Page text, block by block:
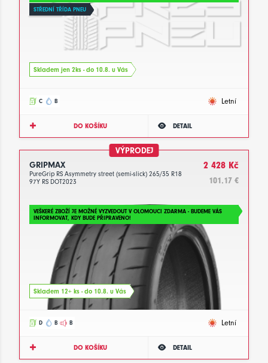
STŘEDNÍ TŘÍDA PNEU
Skladem jen 2ks - do 10.8. u Vás
C B Letní
DO KOŠÍKU DETAIL
VÝPRODEJ
GRIPMAX
PureGrip RS Asymmetry street (semi-slick) 265/35 R18
97Y RS DOT2023
2 428 Kč
101.17 €
VEŠKERÉ ZBOŽÍ JE MOŽNÉ VYZVEDOUT V OLOMOUCI ZDARMA - BUDEME VÁS
INFORMOVAT, KDY BUDE PŘIPRAVENO!
Skladem 12+ ks - do 10.8. u Vás
D B B Letní
DO KOŠÍKU DETAIL